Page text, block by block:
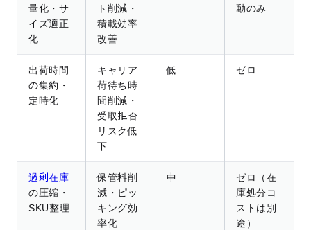
量化・サ
イズ適正
化
ト削減・
積載効率
改善
動のみ
出荷時間
の集約・
定時化
キャリア
荷待ち時
間削減・
受取拒否
リスク低
下
低 ゼロ
過剰在庫
の圧縮・
SKU整理
保管料削
減・ピッ
キング効
率化
中
ゼロ（在
庫処分コ
ストは別
途）